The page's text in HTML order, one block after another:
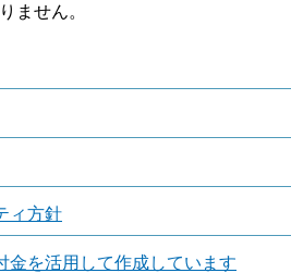
ません。
ィ方針
金を活用して作成しています